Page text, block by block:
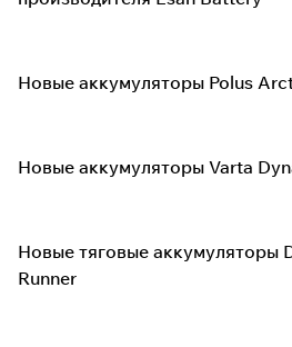
Новые аккумуляторы Polus
Новые аккумуляторы Varta
Новые тяговые аккумуляторы
Runner